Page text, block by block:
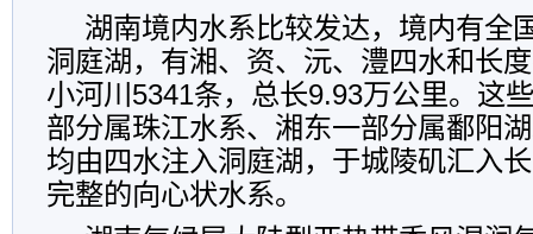
湖南境内水系比较发达，境内有
洞庭湖，有湘、资、沅、澧四水和长
小河川5341条，总长9.93万公里。这
部分属珠江水系、湘东一部分属鄱阳
均由四水注入洞庭湖，于城陵矶汇入
完整的向心状水系。